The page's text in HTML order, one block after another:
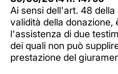
Ai sensi dell'art. 48
validità della donazione,
l'assistenza di due
dei quali non può
prestazione del